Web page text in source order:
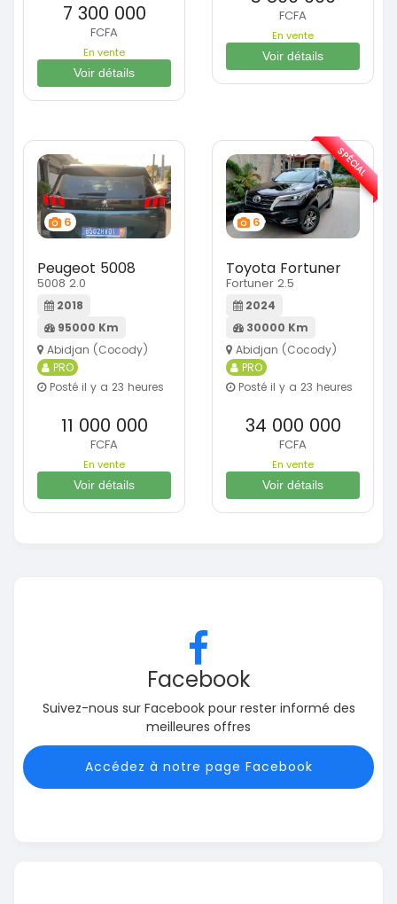
7 300 000
FCFA
En vente
Voir détails
FCFA
En vente
Voir détails
6
Peugeot 5008
5008 2.0
2018
95000 Km
Abidjan (Cocody)
PRO
Posté il y a 23 heures
11 000 000
FCFA
En vente
Voir détails
6
Toyota Fortuner
Fortuner 2.5
2024
30000 Km
Abidjan (Cocody)
PRO
Posté il y a 23 heures
34 000 000
FCFA
En vente
Voir détails
SPÉCIAL
Facebook
Suivez-nous sur Facebook pour rester informé des
meilleures offres
Accédez à notre page Facebook